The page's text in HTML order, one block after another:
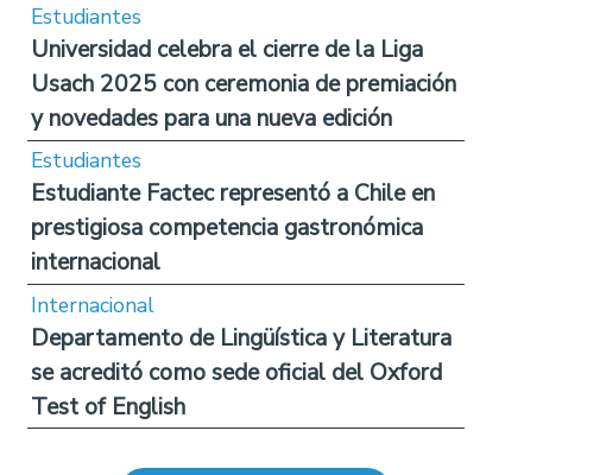
Estudiantes
Universidad celebra el cierre de la Liga
Usach 2025 con ceremonia de premiación
y novedades para una nueva edición
Estudiantes
Estudiante Factec representó a Chile en
prestigiosa competencia gastronómica
internacional
Internacional
Departamento de Lingüística y Literatura
se acreditó como sede oficial del Oxford
Test of English